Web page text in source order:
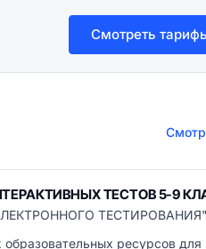
Смотреть
ТЕСТОВ 5-9
образовательных ресурсов для